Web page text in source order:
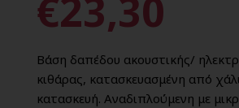
€23,30
Βάση δαπέδου ακουστικής/
κιθάρας, κατασκευασμένη από
κατασκευή. Αναδιπλούμενη με